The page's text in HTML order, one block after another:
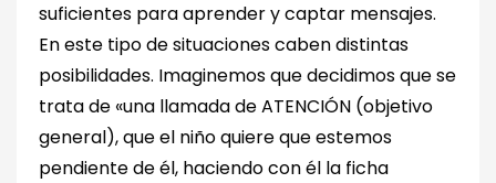
suficientes para aprender y captar mensajes.
En este tipo de situaciones caben distintas
posibilidades. Imaginemos que decidimos que se
trata de «una llamada de ATENCIÓN (objetivo
general), que el niño quiere que estemos
pendiente de él, haciendo con él la ficha